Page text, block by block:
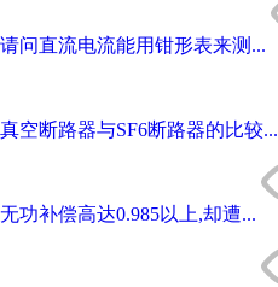
请问直流电流能用钳形表来测...
真空断路器与SF6断路器的比较...
无功补偿高达0.985以上,却遭...